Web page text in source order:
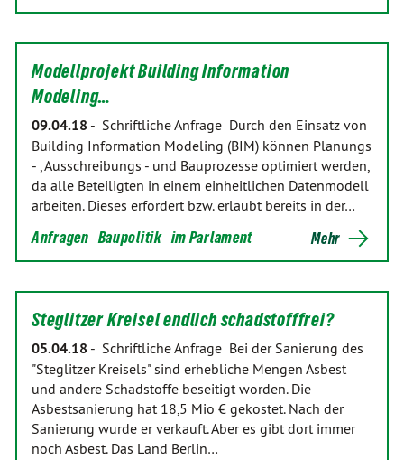
Modellprojekt Building Information
Modeling…
09.04.18 - Schriftliche Anfrage Durch den Einsatz von
Building Information Modeling (BIM) können Planungs
- , Ausschreibungs - und Bauprozesse optimiert werden,
da alle Beteiligten in einem einheitlichen Datenmodell
arbeiten. Dieses erfordert bzw. erlaubt bereits in der…
Anfragen Baupolitik im Parlament Mehr
Steglitzer Kreisel endlich schadstofffrei?
05.04.18 - Schriftliche Anfrage Bei der Sanierung des
"Steglitzer Kreisels" sind erhebliche Mengen Asbest
und andere Schadstoffe beseitigt worden. Die
Asbestsanierung hat 18,5 Mio € gekostet. Nach der
Sanierung wurde er verkauft. Aber es gibt dort immer
noch Asbest. Das Land Berlin…